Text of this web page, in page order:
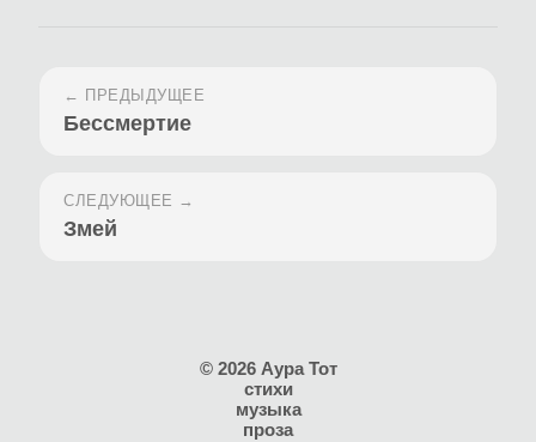
← ПРЕДЫДУЩЕЕ
Бессмертие
СЛЕДУЮЩЕЕ →
Змей
© 2026 Аура Тот
стихи
музыка
проза